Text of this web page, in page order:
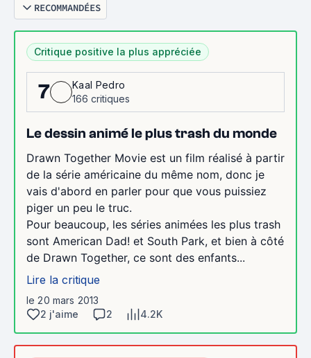
RECOMMANDÉES
Critique positive la plus appréciée
7
Kaal Pedro
166 critiques
Le dessin animé le plus trash du monde
Drawn Together Movie est un film réalisé à partir
de la série américaine du même nom, donc je
vais d'abord en parler pour que vous puissiez
piger un peu le truc.
Pour beaucoup, les séries animées les plus trash
sont American Dad! et South Park, et bien à côté
de Drawn Together, ce sont des enfants...
Lire la critique
le 20 mars 2013
2 j'aime
2 4.2K